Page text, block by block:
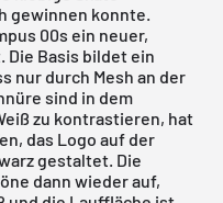
gewinnen konnte.
00s ein neuer,
Basis bildet ein
nur durch Mesh an der
sind in dem
zu kontrastieren, hat
das Logo auf der
gestaltet. Die
dann wieder auf,